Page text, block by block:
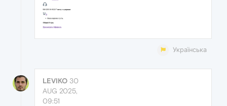
Українська
LEVIKO 30
AUG 2025,
09:51